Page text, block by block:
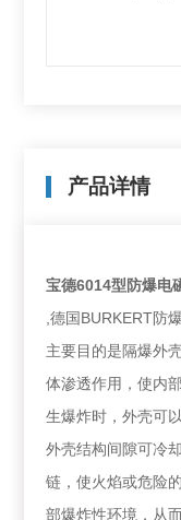
产品详情
宝德6014型防爆电
,德国BURKERT防
主要目的是隔爆外
体渗透作用，使内
生爆炸时，外壳可
外壳结构间隙可冷
链，使火焰或危险
部爆炸性环境，从